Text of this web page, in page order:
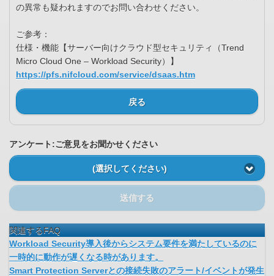
の異常も疑われますのでお問い合わせください。
ご参考：
仕様・機能【サーバー向けクラウド型セキュリティ（Trend
Micro Cloud One – Workload Security）】
https://pfs.nifcloud.com/service/dsaas.htm
戻る
アンケート:ご意見をお聞かせください
(選択してください)
送信する
関連するFAQ
Workload Security導入後からシステム要件を満たしているのに
一時的に動作が遅くなる時があります。
Smart Protection Serverとの接続失敗のアラート/イベントが発生